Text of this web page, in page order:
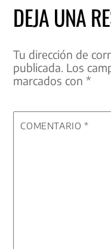
DEJA UNA
Tu dirección de
publicada. Los
marcados con*
COMENTARIO*